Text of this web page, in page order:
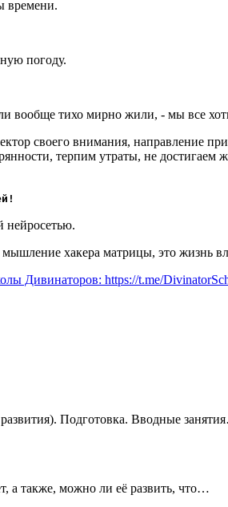
времени.
погоду.
вообще тихо мирно жили, - мы все
своего внимания, направление
терпим утраты, не
нейросетью.
хакера матрицы, это жизнь
Дивинаторов: https://t.me/
Подготовка. Вводные
а также, можно ли её развить, что…